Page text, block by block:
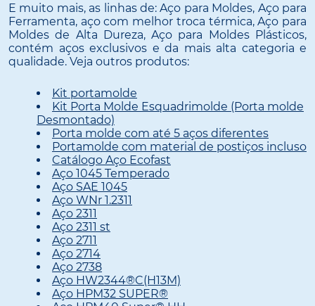
E muito mais, as linhas de: Aço para Moldes, Aço para
Ferramenta, aço com melhor troca térmica, Aço para
Moldes de Alta Dureza, Aço para Moldes Plásticos,
contém aços exclusivos e da mais alta categoria e
qualidade. Veja outros produtos:
Kit portamolde
Kit Porta Molde Esquadrimolde (Porta molde
Desmontado)
Porta molde com até 5 aços diferentes
Portamolde com material de postiços incluso
Catálogo Aço Ecofast
Aço 1045 Temperado
Aço SAE 1045
Aço WNr 1.2311
Aço 2311
Aço 2311 st
Aço 2711
Aço 2714
Aço 2738
Aço HW2344®C(H13M)
Aço HPM32 SUPER®